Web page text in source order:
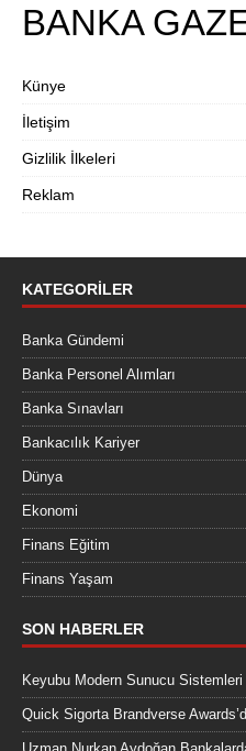
BANKA
Künye
İletişim
Gizlilik İlkeleri
Reklam
KATEGORILER
Banka Gündemi
Banka Personel Alımları
Banka Sınavları
Bankacılık Kariyer
Dünya
Ekonomi
Finans Eğitim
Finans Yaşam
SON HABERLER
Keyubu Modern Sunucu
Quick Sigorta Brandverse